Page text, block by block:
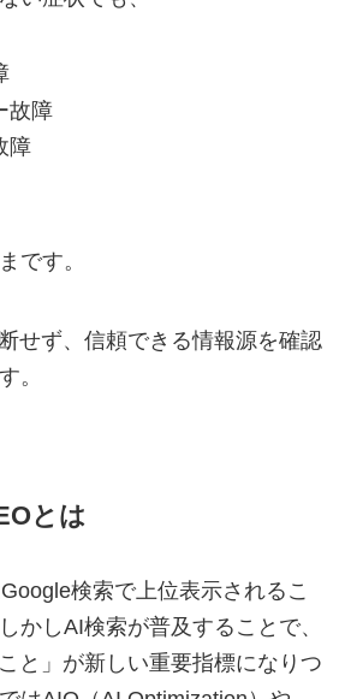
故障
障
です。
せず、信頼できる情報源を確認
。
とは
検索で上位表示されるこ
かしAI検索が普及することで、
と」が新しい重要指標になりつ